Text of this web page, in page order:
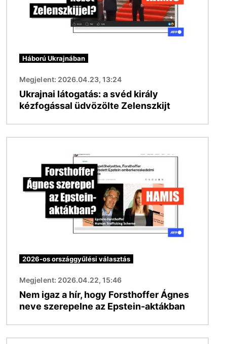
Háború Ukrajnában
Megjelent: 2026.04.23, 13:24
Ukrajnai látogatás: a svéd király
kézfogással üdvözölte Zelenszkijt
2026-os országgyűlési választás
Megjelent: 2026.04.22, 15:46
Nem igaz a hír, hogy Forsthoffer Ágnes
neve szerepelne az Epstein-aktákban